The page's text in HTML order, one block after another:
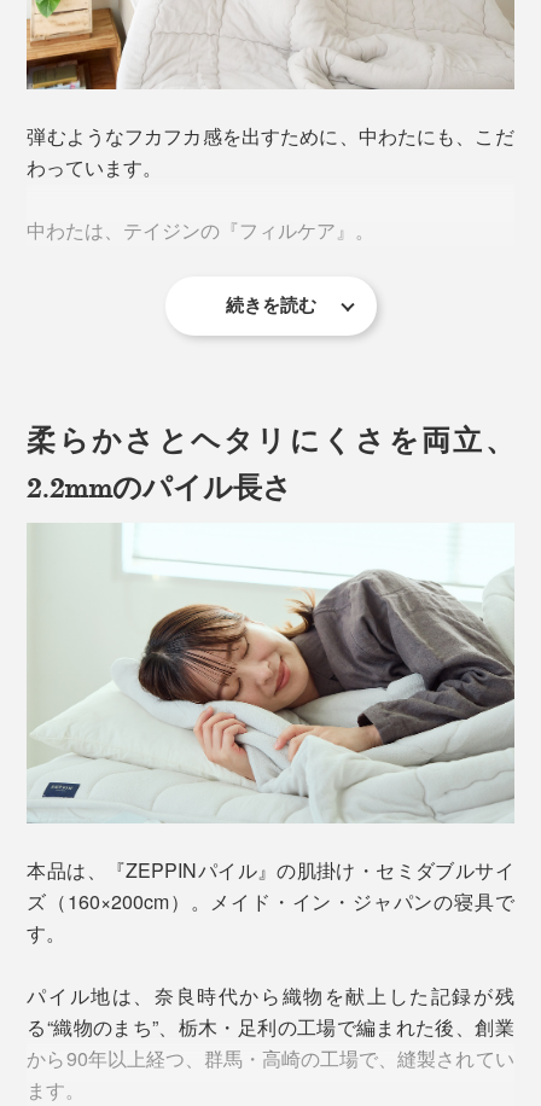
従来のパイル地のケットといえば、いわゆるタオルのよ
オルケットが一般的です。
使っているうちに、パイルが寝てしまったり、固まって
ゴワゴワしたりしがちでした。
もうひと月以上、『ZEPPINパイル』で寝ていますが、
毎晩布団に入るたびに、新鮮なふっくら感に驚いていま
す。
しかも、洗ってもフッカフカの寝心地が続く……この柔
『ZEPPINパイル』は、表側のパイル地に、“ふくらむ
糸”と呼ばれる『スーパーZERO』を採用しているから。
弾むようなフカフカ感を出すために、中わたにも、こだ
わっています。
中わたは、テイジンの『フィルケア』。
「3孔中空構造」の繊維を、らせん状に仕立てた糸でつ
れています。
汗をかいたり汚れたりしたら、洗濯機で丸洗いOK。た
たんだ『ZEPPINパイル』をネットに入れて、そのまま
洗濯機へ。
続きを読む
柔らかさとヘタリにくさを両立、
2.2mmのパイル長さ
本品は、『ZEPPINパイル』の肌掛け・セミダブルサイ
ズ（160×200cm）。メイド・イン・ジャパンの寝具で
す。
パイル地は、奈良時代から織物を献上した記録が残
る“織物のまち”、栃木・足利の工場で編まれた後、創業
から90年以上経つ、群馬・高崎の工場で、縫製されてい
ます。